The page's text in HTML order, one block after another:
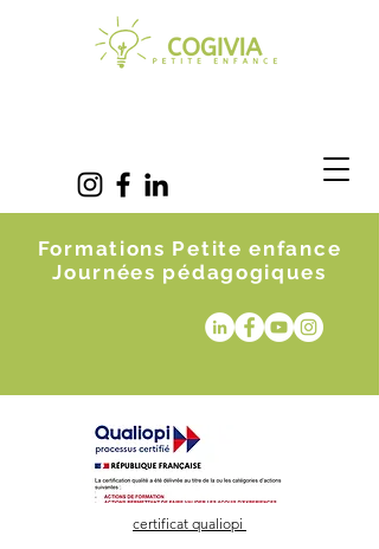
Formations Petite enfance
Journées pédagogiques
certificat qualiopi